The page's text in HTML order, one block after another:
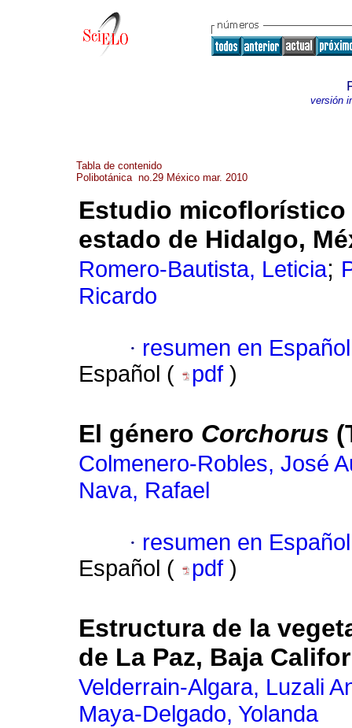
versión
Tabla de contenido
Polibotánica no.29 México mar. 2010
Estudio
estado de Hidalgo,
Romero-Bautista, Leticia;
Ricardo
· resumen en Español
Español (
pdf )
El género Corchorus
Colmenero-Robles, José
Nava, Rafael
· resumen en Español
Español (
pdf )
Estructura de la
de La Paz, Baja
Velderrain-Algara, Luzali
Maya-Delgado, Yolanda